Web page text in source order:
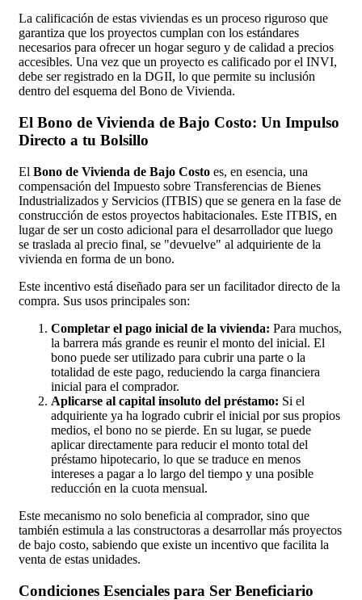
La calificación de estas viviendas es un proceso riguroso que
garantiza que los proyectos cumplan con los estándares
necesarios para ofrecer un hogar seguro y de calidad a precios
accesibles. Una vez que un proyecto es calificado por el INVI,
debe ser registrado en la DGII, lo que permite su inclusión
dentro del esquema del Bono de Vivienda.
El Bono de Vivienda de Bajo Costo: Un Impulso
Directo a tu Bolsillo
El Bono de Vivienda de Bajo Costo es, en esencia, una
compensación del Impuesto sobre Transferencias de Bienes
Industrializados y Servicios (ITBIS) que se genera en la fase de
construcción de estos proyectos habitacionales. Este ITBIS, en
lugar de ser un costo adicional para el desarrollador que luego
se traslada al precio final, se "devuelve" al adquiriente de la
vivienda en forma de un bono.
Este incentivo está diseñado para ser un facilitador directo de la
compra. Sus usos principales son:
Completar el pago inicial de la vivienda: Para muchos,
la barrera más grande es reunir el monto del inicial. El
bono puede ser utilizado para cubrir una parte o la
totalidad de este pago, reduciendo la carga financiera
inicial para el comprador.
Aplicarse al capital insoluto del préstamo: Si el
adquiriente ya ha logrado cubrir el inicial por sus propios
medios, el bono no se pierde. En su lugar, se puede
aplicar directamente para reducir el monto total del
préstamo hipotecario, lo que se traduce en menos
intereses a pagar a lo largo del tiempo y una posible
reducción en la cuota mensual.
Este mecanismo no solo beneficia al comprador, sino que
también estimula a las constructoras a desarrollar más proyectos
de bajo costo, sabiendo que existe un incentivo que facilita la
venta de estas unidades.
Condiciones Esenciales para Ser Beneficiario